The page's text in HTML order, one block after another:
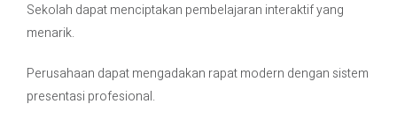
Sekolah dapat menciptakan pembelajaran interaktif yang
menarik.
Perusahaan dapat mengadakan rapat modern dengan sistem
presentasi profesional.